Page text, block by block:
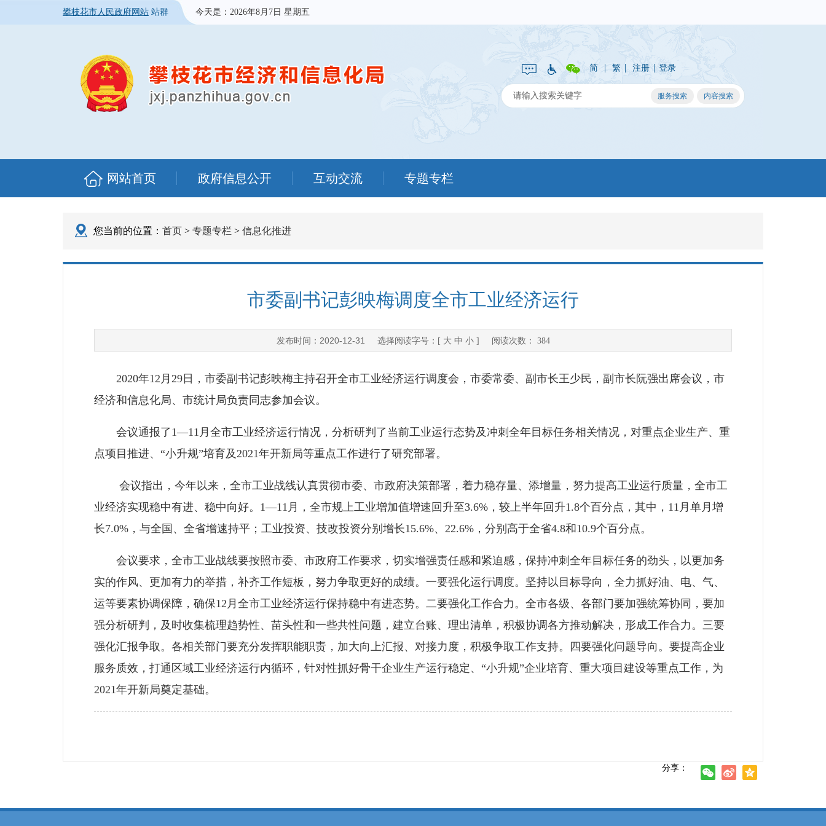
攀枝花市人民政府网站 站群 今天是： 2026年8月7日 星期五
简 | 繁 | 注册 | 登录
网站首页 政府信息公开 互动交流 专题专栏
您当前的位置： 首页 > 专题专栏 > 信息化推进
市委副书记彭映梅调度全市工业经济运行
发布时间： 2020-12-31 选择阅读字号：[ 大 中 小] 阅读次数： 384
2020年12月29日，市委副书记彭映梅主持召开全市工业经济运行调度会，市委常委、副市长王少民，副市长阮强出席会议，市
经济和信息化局、市统计局负责同志参加会议。
会议通报了1—11月全市工业经济运行情况，分析研判了当前工业运行态势及冲刺全年目标任务相关情况，对重点企业生产、重
点项目推进、“小升规”培育及2021年开新局等重点工作进行了研究部署。
会议指出，今年以来，全市工业战线认真贯彻市委、市政府决策部署，着力稳存量、添增量，努力提高工业运行质量，全市工
业经济实现稳中有进、稳中向好。1—11月，全市规上工业增加值增速回升至3.6%，较上半年回升1.8个百分点，其中，11月单月增
长7.0%，与全国、全省增速持平；工业投资、技改投资分别增长15.6%、22.6%，分别高于全省4.8和10.9个百分点。
会议要求，全市工业战线要按照市委、市政府工作要求，切实增强责任感和紧迫感，保持冲刺全年目标任务的劲头，以更加务
实的作风、更加有力的举措，补齐工作短板，努力争取更好的成绩。一要强化运行调度。坚持以目标导向，全力抓好油、电、气、
运等要素协调保障，确保12月全市工业经济运行保持稳中有进态势。二要强化工作合力。全市各级、各部门要加强统筹协同，要加
强分析研判，及时收集梳理趋势性、苗头性和一些共性问题，建立台账、理出清单，积极协调各方推动解决，形成工作合力。三要
强化汇报争取。各相关部门要充分发挥职能职责，加大向上汇报、对接力度，积极争取工作支持。四要强化问题导向。要提高企业
服务质效，打通区域工业经济运行内循环，针对性抓好骨干企业生产运行稳定、“小升规”企业培育、重大项目建设等重点工作，为
2021年开新局奠定基础。
分享：